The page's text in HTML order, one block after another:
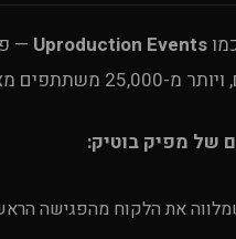
Uproduction Events
של מפיק בוטיק:
את הלקוח מהפגישה